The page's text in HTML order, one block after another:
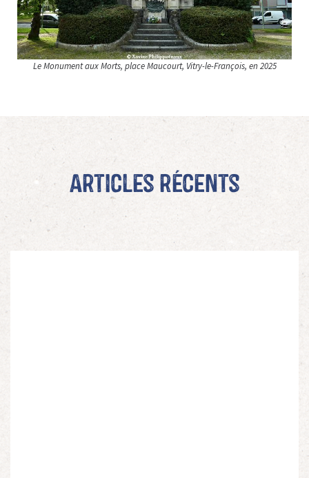
Le Monument aux Morts, place Maucourt, Vitry-le-François, en 2025
Articles récents